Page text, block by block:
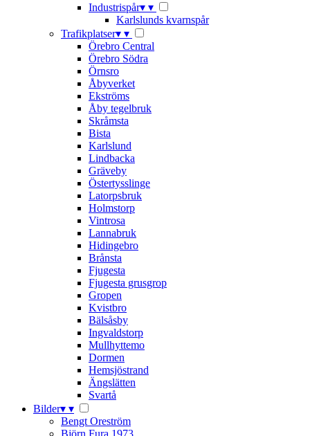
Industrispår▾ ▾
Karlslunds kvarnspår
Trafikplatser▾ ▾
Örebro Central
Örebro Södra
Örnsro
Åbyverket
Ekströms
Åby tegelbruk
Skråmsta
Bista
Karlslund
Lindbacka
Gräveby
Östertysslinge
Latorpsbruk
Holmstorp
Vintrosa
Lannabruk
Hidingebro
Brånsta
Fjugesta
Fjugesta grusgrop
Gropen
Kvistbro
Bälsåsby
Ingvaldstorp
Mullhyttemo
Dormen
Hemsjöstrand
Ängslätten
Svartå
Bilder▾ ▾
Bengt Oreström
Björn Fura 1973